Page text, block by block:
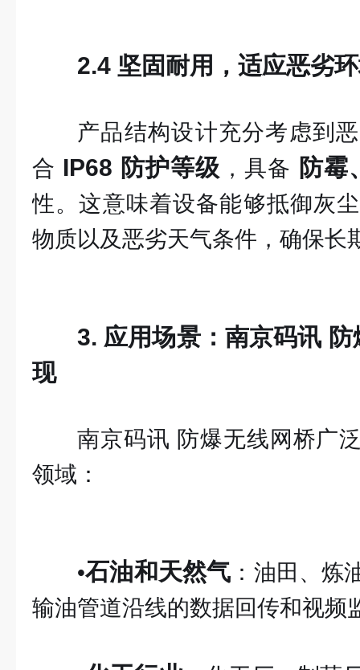
2.4 坚固耐用，适应恶劣
产品结构设计充分考虑到
合 IP68 防护等级 ，具备 防霉
性。这意味着设备能够抵御灰
物质以及恶劣天气条件，确保长
3. 应用场景：南京码讯
现
南京码讯 防爆无线网桥广
领域：
•石油和天然气 ：油田、炼
输油管道沿线的数据回传和视频